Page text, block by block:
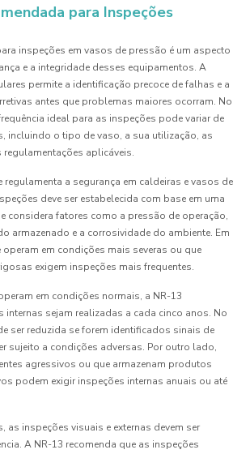
para Inspeções
inspeções em vasos de pressão é um aspecto
e a integridade desses equipamentos. A
permite a identificação precoce de falhas e a
antes que problemas maiores ocorram. No
ideal para as inspeções pode variar de
incluindo o tipo de vaso, a sua utilização, as
aplicáveis.
regulamenta a segurança em caldeiras e vasos de
deve ser estabelecida com base em uma
considera fatores como a pressão de operação,
armazenado e a corrosividade do ambiente. Em
em condições mais severas ou que
exigem inspeções mais frequentes.
em condições normais, a NR-13
internas sejam realizadas a cada cinco anos. No
ser reduzida se forem identificados sinais de
sujeito a condições adversas. Por outro lado,
agressivos ou que armazenam produtos
podem exigir inspeções internas anuais ou até
as inspeções visuais e externas devem ser
A NR-13 recomenda que as inspeções